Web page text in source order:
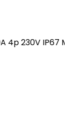
4p 230V IP67